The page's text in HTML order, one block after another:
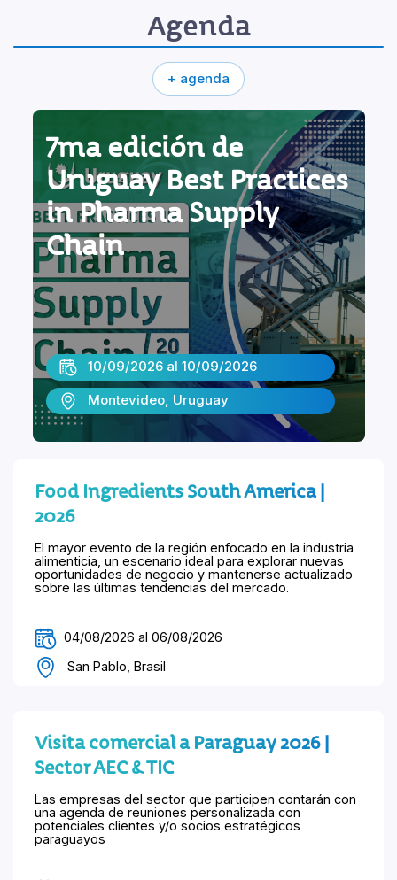
Agenda
+ agenda
7ma edición de
Uruguay Best Practices
in Pharma Supply
Chain
10/09/2026 al 10/09/2026
Montevideo, Uruguay
Food Ingredients South America |
2026
El mayor evento de la región enfocado en la industria
alimenticia, un escenario ideal para explorar nuevas
oportunidades de negocio y mantenerse actualizado
sobre las últimas tendencias del mercado.
04/08/2026 al 06/08/2026
San Pablo, Brasil
Visita comercial a Paraguay 2026 |
Sector AEC & TIC
Las empresas del sector que participen contarán con
una agenda de reuniones personalizada con
potenciales clientes y/o socios estratégicos
paraguayos